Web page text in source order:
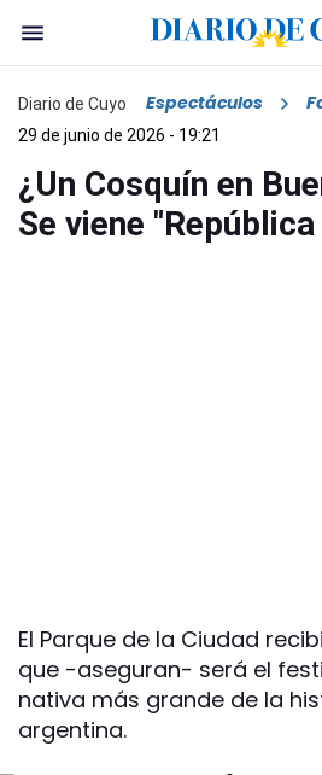
Diario de Cuyo Espectáculos
29 de junio de 2026 - 19:21
¿Un Cosquín en
Se viene
El Parque de la Ciudad
que -aseguran- será el
nativa más grande de la
argentina.